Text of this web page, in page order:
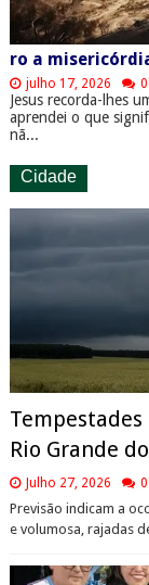
ro a
julho 17, 2026 0
Jesus recorda-lhes
aprendei o que
nã...
Cidade
Rio Grande
Julho 27, 2026 0
Previsão indicam a
e volumosa, rajadas